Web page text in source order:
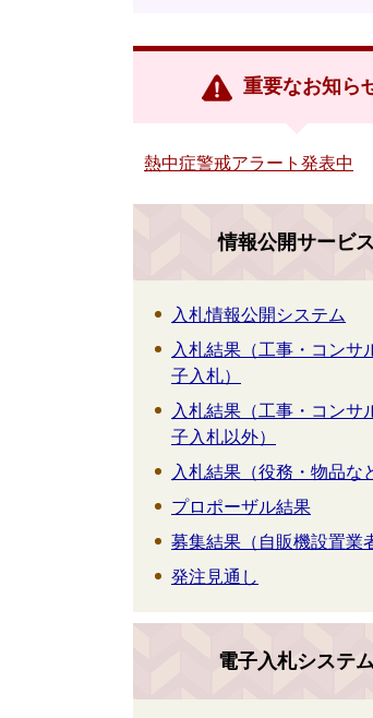
重要なお知ら
熱中症警戒アラート発表中
情報公開サービス
入札情報公開システム
入札結果（工事・コンサ
子入札）
入札結果（工事・コンサ
子入札以外）
入札結果（役務・物品な
プロポーザル結果
募集結果（自販機設置業
発注見通し
電子入札システム